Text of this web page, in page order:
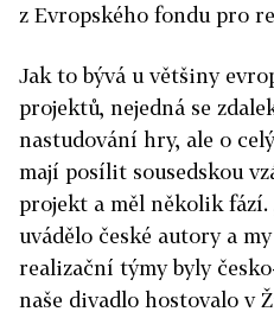
z Evropského fondu pro
Jak to bývá u většiny
projektů, nejedná se
nastudování hry, ale o
mají posílit sousedskou
projekt a měl několik fází.
uvádělo české autory a
realizační týmy byly
naše divadlo hostovalo v